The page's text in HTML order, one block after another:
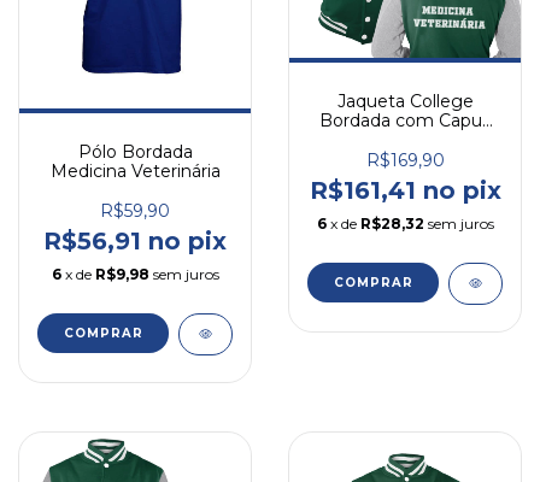
Pólo Bordada
Medicina Veterinária
R$59,90
R$56,91 no pix
6 x de R$9,98 sem juros
COMPRAR
Jaqueta College
Bordada com Capuz
R$169,90
R$161,41 no pix
6 x de R$28,32 sem juros
COMPRAR